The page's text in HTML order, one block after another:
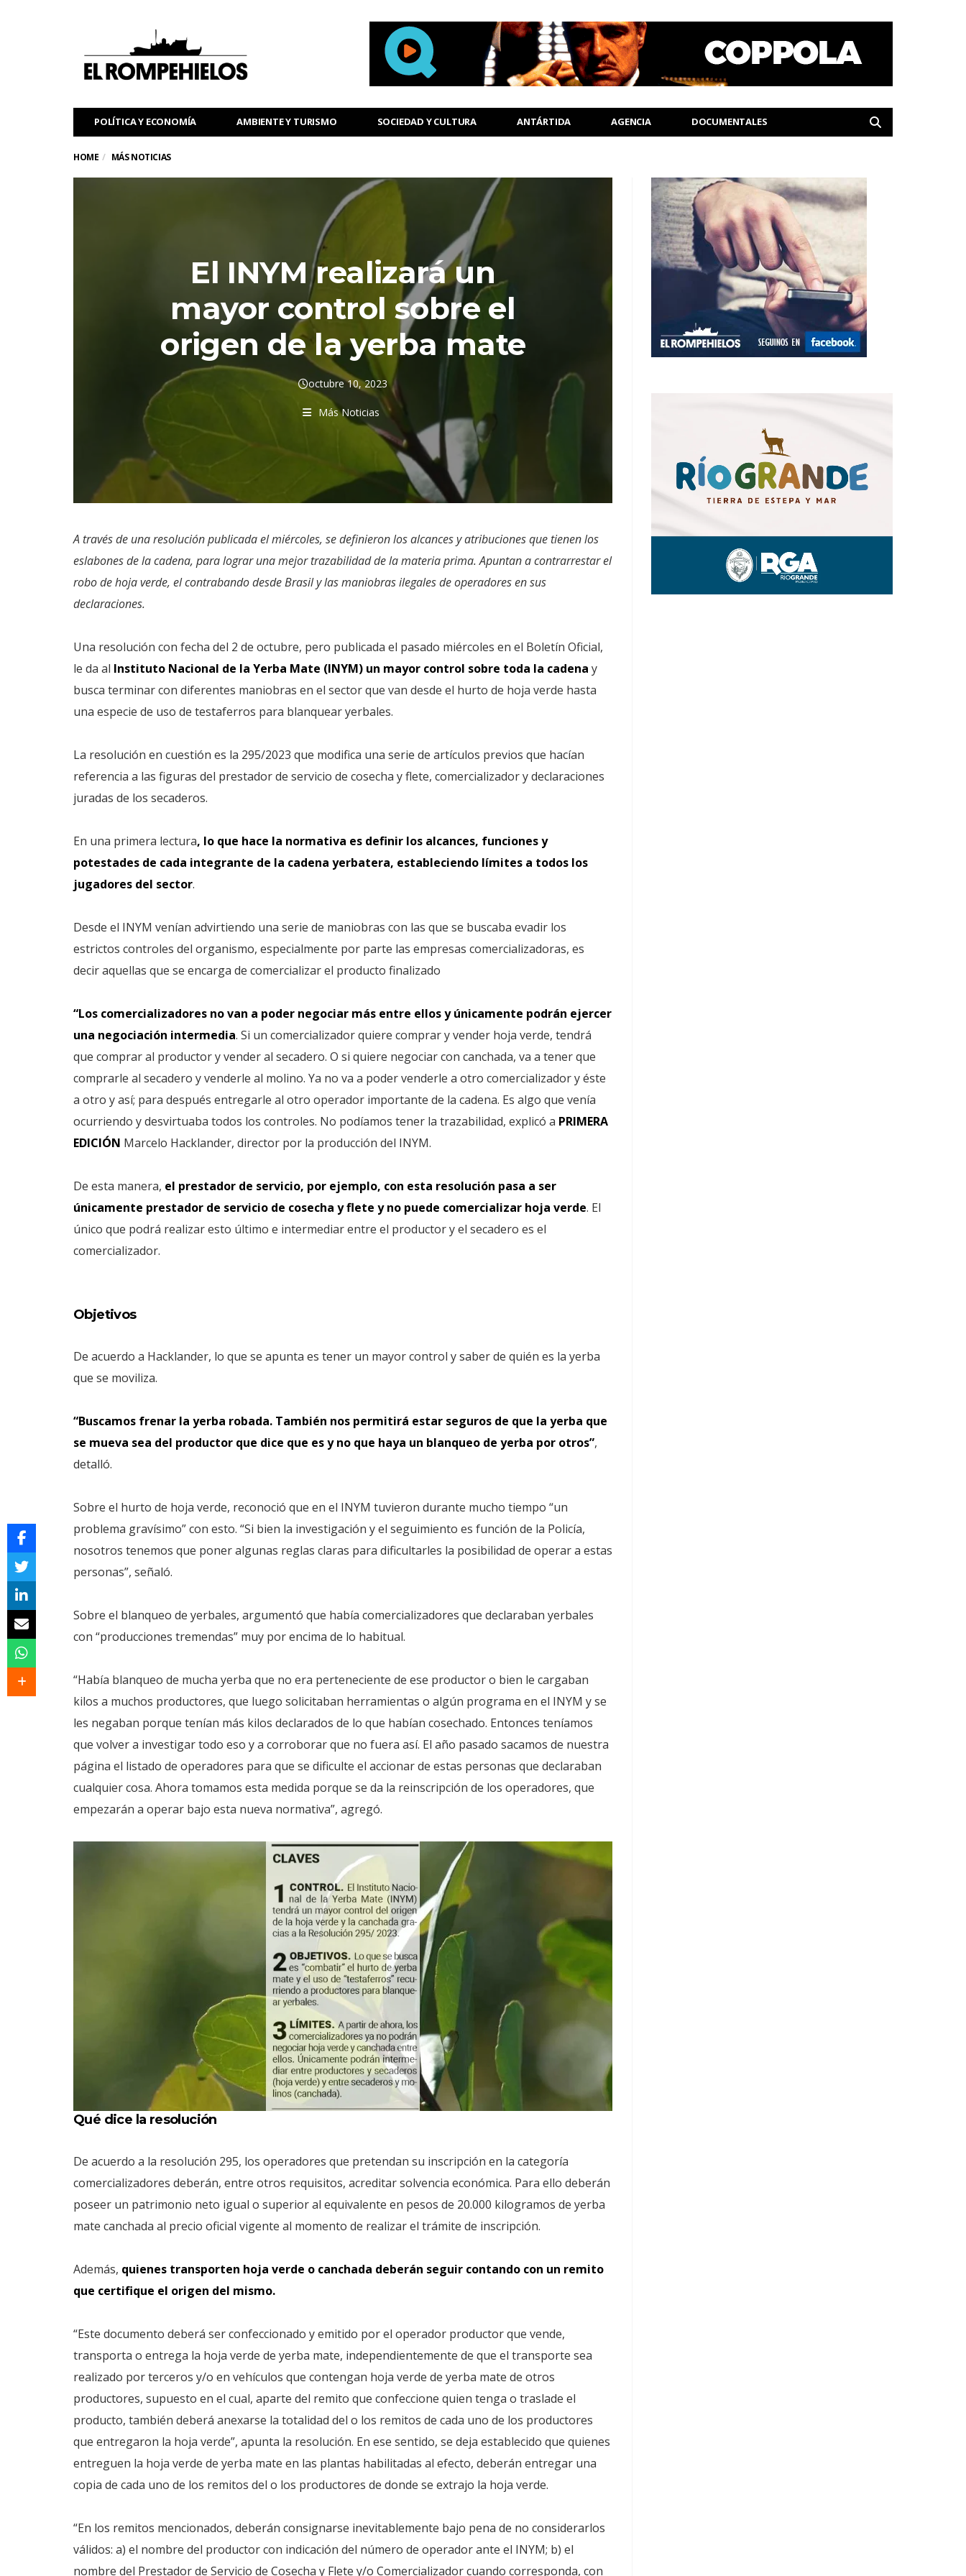
POLÍTICA Y ECONOMÍA AMBIENTE Y TURISMO SOCIEDAD Y CULTURA ANTÁRTIDA AGENCIA DOCUMENTALES
HOME MÁS NOTICIAS
El INYM realizará un
mayor control sobre el
origen de la yerba mate
octubre 10, 2023
Más Noticias
A través de una resolución publicada el miércoles, se definieron los alcances y atribuciones que tienen los
eslabones de la cadena, para lograr una mejor trazabilidad de la materia prima. Apuntan a contrarrestar el
robo de hoja verde, el contrabando desde Brasil y las maniobras ilegales de operadores en sus
declaraciones.
Una resolución con fecha del 2 de octubre, pero publicada el pasado miércoles en el Boletín Oficial,
le da al Instituto Nacional de la Yerba Mate (INYM) un mayor control sobre toda la cadena y
busca terminar con diferentes maniobras en el sector que van desde el hurto de hoja verde hasta
una especie de uso de testaferros para blanquear yerbales.
La resolución en cuestión es la 295/2023 que modifica una serie de artículos previos que hacían
referencia a las figuras del prestador de servicio de cosecha y flete, comercializador y declaraciones
juradas de los secaderos.
En una primera lectura, lo que hace la normativa es definir los alcances, funciones y
potestades de cada integrante de la cadena yerbatera, estableciendo límites a todos los
jugadores del sector.
Desde el INYM venían advirtiendo una serie de maniobras con las que se buscaba evadir los
estrictos controles del organismo, especialmente por parte las empresas comercializadoras, es
decir aquellas que se encarga de comercializar el producto finalizado
“Los comercializadores no van a poder negociar más entre ellos y únicamente podrán ejercer
una negociación intermedia. Si un comercializador quiere comprar y vender hoja verde, tendrá
que comprar al productor y vender al secadero. O si quiere negociar con canchada, va a tener que
comprarle al secadero y venderle al molino. Ya no va a poder venderle a otro comercializador y éste
a otro y así; para después entregarle al otro operador importante de la cadena. Es algo que venía
ocurriendo y desvirtuaba todos los controles. No podíamos tener la trazabilidad, explicó a PRIMERA
EDICIÓN Marcelo Hacklander, director por la producción del INYM.
De esta manera, el prestador de servicio, por ejemplo, con esta resolución pasa a ser
únicamente prestador de servicio de cosecha y flete y no puede comercializar hoja verde. El
único que podrá realizar esto último e intermediar entre el productor y el secadero es el
comercializador.
Objetivos
De acuerdo a Hacklander, lo que se apunta es tener un mayor control y saber de quién es la yerba
que se moviliza.
“Buscamos frenar la yerba robada. También nos permitirá estar seguros de que la yerba que
se mueva sea del productor que dice que es y no que haya un blanqueo de yerba por otros”,
detalló.
Sobre el hurto de hoja verde, reconoció que en el INYM tuvieron durante mucho tiempo “un
problema gravísimo” con esto. “Si bien la investigación y el seguimiento es función de la Policía,
nosotros tenemos que poner algunas reglas claras para dificultarles la posibilidad de operar a estas
personas”, señaló.
Sobre el blanqueo de yerbales, argumentó que había comercializadores que declaraban yerbales
con “producciones tremendas” muy por encima de lo habitual.
“Había blanqueo de mucha yerba que no era perteneciente de ese productor o bien le cargaban
kilos a muchos productores, que luego solicitaban herramientas o algún programa en el INYM y se
les negaban porque tenían más kilos declarados de lo que habían cosechado. Entonces teníamos
que volver a investigar todo eso y a corroborar que no fuera así. El año pasado sacamos de nuestra
página el listado de operadores para que se dificulte el accionar de estas personas que declaraban
cualquier cosa. Ahora tomamos esta medida porque se da la reinscripción de los operadores, que
empezarán a operar bajo esta nueva normativa”, agregó.
Qué dice la resolución
De acuerdo a la resolución 295, los operadores que pretendan su inscripción en la categoría
comercializadores deberán, entre otros requisitos, acreditar solvencia económica. Para ello deberán
poseer un patrimonio neto igual o superior al equivalente en pesos de 20.000 kilogramos de yerba
mate canchada al precio oficial vigente al momento de realizar el trámite de inscripción.
Además, quienes transporten hoja verde o canchada deberán seguir contando con un remito
que certifique el origen del mismo.
“Este documento deberá ser confeccionado y emitido por el operador productor que vende,
transporta o entrega la hoja verde de yerba mate, independientemente de que el transporte sea
realizado por terceros y/o en vehículos que contengan hoja verde de yerba mate de otros
productores, supuesto en el cual, aparte del remito que confeccione quien tenga o traslade el
producto, también deberá anexarse la totalidad del o los remitos de cada uno de los productores
que entregaron la hoja verde”, apunta la resolución. En ese sentido, se deja establecido que quienes
entreguen la hoja verde de yerba mate en las plantas habilitadas al efecto, deberán entregar una
copia de cada uno de los remitos del o los productores de donde se extrajo la hoja verde.
“En los remitos mencionados, deberán consignarse inevitablemente bajo pena de no considerarlos
válidos: a) el nombre del productor con indicación del número de operador ante el INYM; b) el
nombre del Prestador de Servicio de Cosecha y Flete y/o Comercializador cuando corresponda, con